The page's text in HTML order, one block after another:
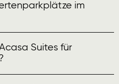
im
Suites für